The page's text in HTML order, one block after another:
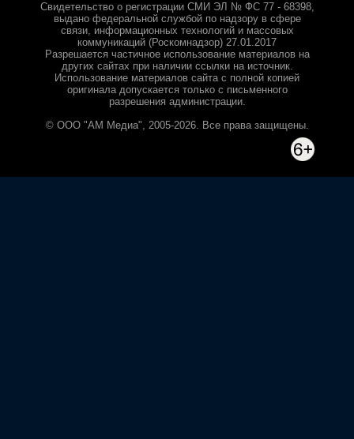
Свидетельство о регистрации СМИ ЭЛ № ФС 77 - 68398,
выдано федеральной службой по надзору в сфере
связи, информационных технологий и массовых
коммуникаций (Роскомнадзор) 27.01.2017
Разрешается частичное использование материалов на
других сайтах при наличии ссылки на источник.
Использование материалов сайта с полной копией
оригинала допускается только с письменного
разрешения администрации.
© ООО "АМ Медиа", 2005-2026. Все права защищены.